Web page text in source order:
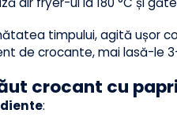
air fryer-ul la 180 °C și
timpului, agită ușor
de crocante, mai lasă-